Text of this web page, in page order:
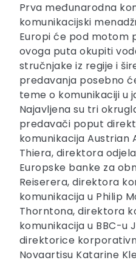
Prva međunarodna
komunikacijski
Europi će pod motom
ovoga puta okupiti
stručnjake iz regije i
predavanja posebno
teme o komunikaciji u
Najavljena su tri
predavači poput
komunikacija Austrian
Thiera, direktora
Europske banke za
Reiserera, direktora
komunikacija u Philip
Thorntona, direktora
komunikacija u BBC-u
direktorice
Novaartisu Katarine